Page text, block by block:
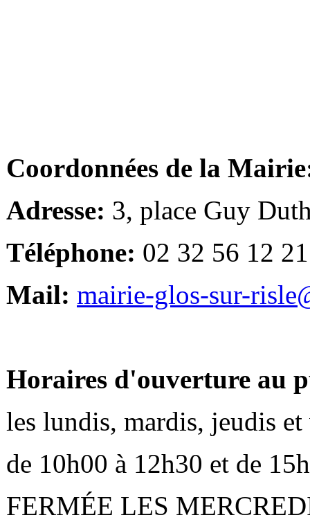
Coordonnées de la
Adresse: 3, place Guy
Téléphone: 02 32 56 12 21
Mail: mairie-glos-sur-
Horaires d'ouverture au
les lundis, mardis, jeudis et
de 10h00 à 12h30 et de
FERMÉE LES